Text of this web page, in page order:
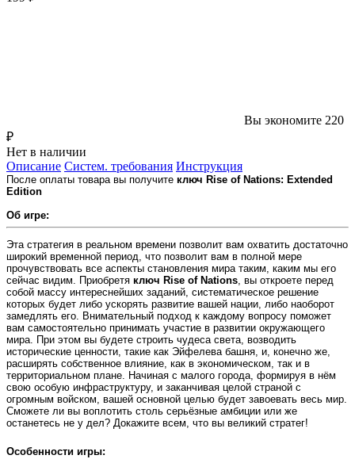
Вы экономите 220
₽
Нет в наличии
Описание Систем. требования Инструкция
После оплаты товара вы получите ключ Rise of Nations: Extended
Edition
Об игре:
Эта стратегия в реальном времени позволит вам охватить достаточно
широкий временной период, что позволит вам в полной мере
прочувствовать все аспекты становления мира таким, каким мы его
сейчас видим. Приобретя ключ Rise of Nations , вы откроете перед
собой массу интереснейших заданий, систематическое решение
которых будет либо ускорять развитие вашей нации, либо наоборот
замедлять его. Внимательный подход к каждому вопросу поможет
вам самостоятельно принимать участие в развитии окружающего
мира. При этом вы будете строить чудеса света, возводить
исторические ценности, такие как Эйфелева башня, и, конечно же,
расширять собственное влияние, как в экономическом, так и в
территориальном плане. Начиная с малого города, формируя в нём
свою особую инфраструктуру, и заканчивая целой страной с
огромным войском, вашей основной целью будет завоевать весь мир.
Сможете ли вы воплотить столь серьёзные амбиции или же
останетесь не у дел? Докажите всем, что вы великий стратег!
Особенности игры: